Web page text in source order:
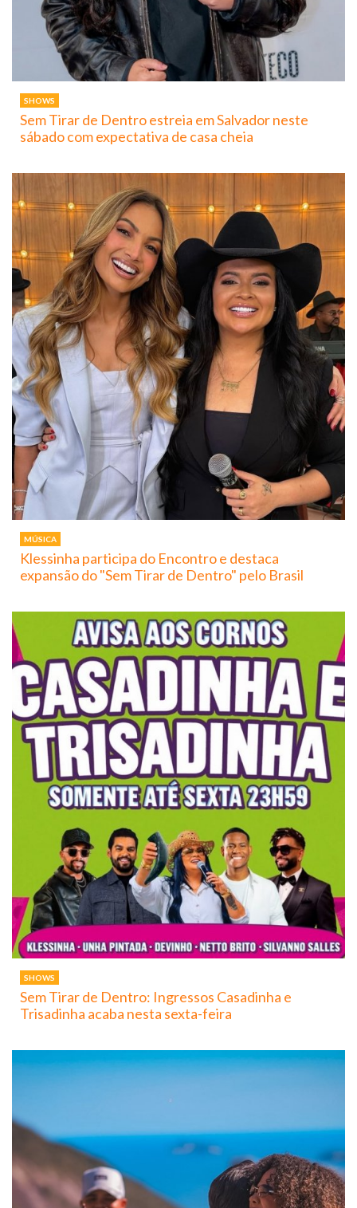
SHOWS
Sem Tirar de Dentro estreia em Salvador neste
sábado com expectativa de casa cheia
MÚSICA
Klessinha participa do Encontro e destaca
expansão do "Sem Tirar de Dentro" pelo Brasil
SHOWS
Sem Tirar de Dentro: Ingressos Casadinha e
Trisadinha acaba nesta sexta-feira